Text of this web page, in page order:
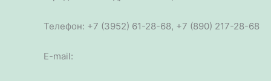
Телефон: +7 (3952) 61-28-68, +7 (890) 217-28-68
E-mail: